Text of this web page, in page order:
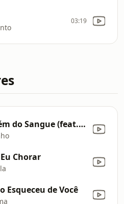
03:19
Nada Além do Sangue (feat. Paula Santos) [Acústico]
Chorar
Esqueceu de Você